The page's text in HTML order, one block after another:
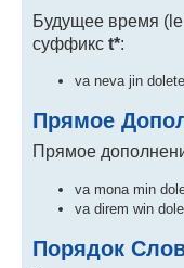
Будущее время (le
суффикс t*:
va neva jin
Прямое
Прямое
va mona min
va direm win
Порядок